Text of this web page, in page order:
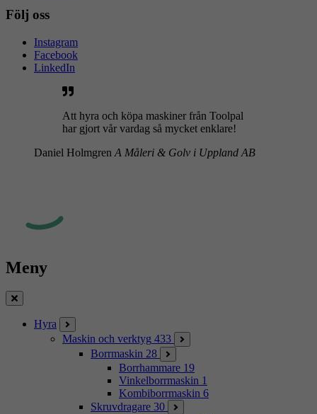
Följ oss
Instagram
Facebook
LinkedIn
Att hyra och köpa maskiner från Toolpal
har gjort vår vardag så mycket enklare!
Daniel Holmgren A Måleri & Golv i Uppland AB
Meny
Stäng
Hyra
Maskin och verktyg 433
Borrmaskin 28
Borrhammare 19
Vinkelborrmaskin 1
Kombiborrmaskin 6
Skruvdragare 30